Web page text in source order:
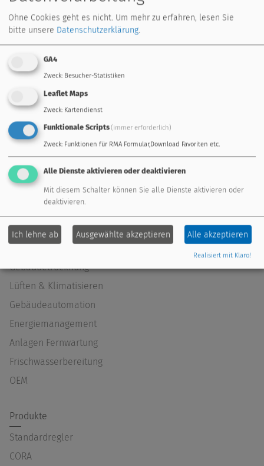
Absenden
Reparatur- und Servicebedingungen
Datenschutz
Lösungen
Übersicht
Heizen & Kühlen
Gebäudetrocknung
Lüften & Klimatisieren
Gebäudeautomation
Energiemanagement
Anlagen Fernwartung
Frischwasserbereitung
OEM
Produkte
Standardregler
CORA
Ohne Cookies geht es nicht. Um mehr zu erfahren, lesen Sie
bitte unsere Datenschutzerklärung.
GA4
Zweck: Besucher-Statistiken
Leaflet Maps
Zweck: Kartendienst
Funktionale Scripts(immer erforderlich)
Zweck: Funktionen für RMA Formular,Download Favoriten etc.
Alle Dienste aktivieren oder deaktivieren
Mit diesem Schalter können Sie alle Dienste aktivieren oder
deaktivieren.
Ich lehne ab Ausgewählte akzeptieren Alle akzeptieren
Realisiert mit Klaro!